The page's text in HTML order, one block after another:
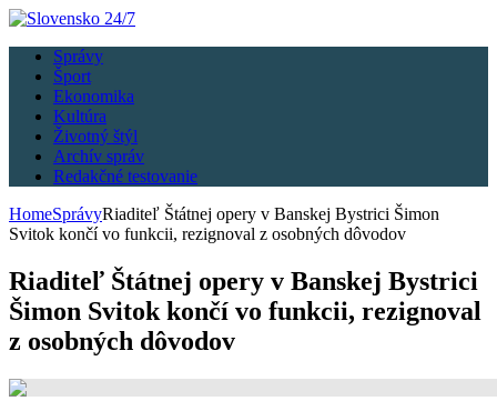
Správy
Šport
Ekonomika
Kultúra
Životný štýl
Archív správ
Redakčné testovanie
HomeSprávyRiaditeľ Štátnej opery v Banskej Bystrici Šimon
Svitok končí vo funkcii, rezignoval z osobných dôvodov
Riaditeľ Štátnej opery v Banskej Bystrici
Šimon Svitok končí vo funkcii, rezignoval
z osobných dôvodov